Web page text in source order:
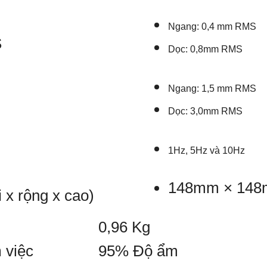
ta. Điểm đặc biệt của máy
hơn từ 25%-30% so với máy
với phần mềm điều khiểnSurpad
Ngang: 0,4 mm RMS
Dọc: 0,8mm RMS
Ngang: 1,5 mm RMS
Dọc: 3,0mm RMS
1Hz, 5Hz và 10Hz
rộng x cao) 148mm ×
0,96 Kg
việc
95% Độ ẩm